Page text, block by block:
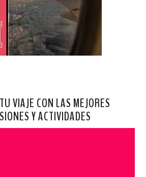
VIAJE CON LAS MEJORES
Y ACTIVIDADES